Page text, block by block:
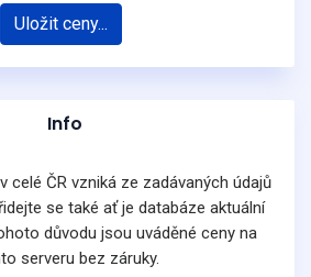
Uložit ceny...
Info
celé ČR vzniká ze zadávaných údajů
se také ať je databáze aktuální
důvodu jsou uváděné ceny na
serveru bez záruky.